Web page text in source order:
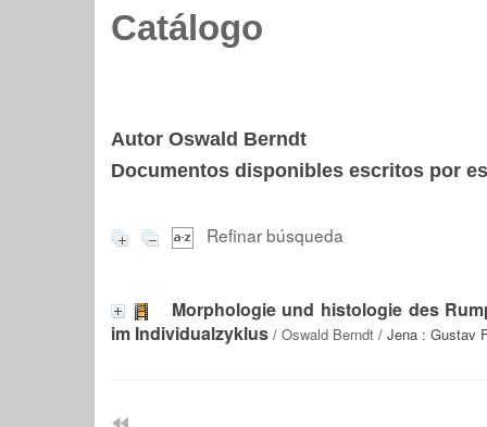
Catálogo
Autor Oswald Berndt
Documentos disponibles escritos por
Refinar búsqueda
Morphologie und histologie des
im Individualzyklus / Oswald Berndt / Jena : Gustav